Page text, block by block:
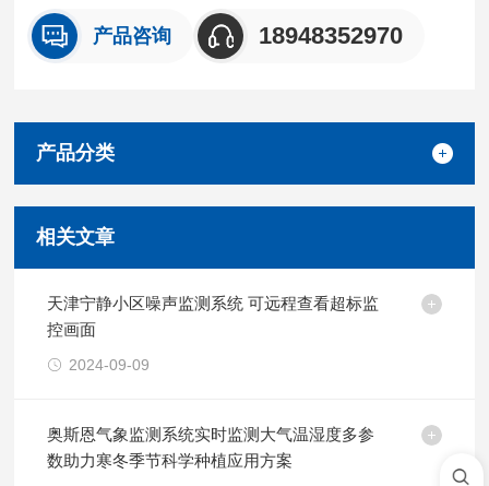
产品咨询 18948352970
产品分类
相关文章
天津宁静小区噪声监测系统 可远程查看超标监
控画面
2024-09-09
奥斯恩气象监测系统实时监测大气温湿度多参
数助力寒冬季节科学种植应用方案